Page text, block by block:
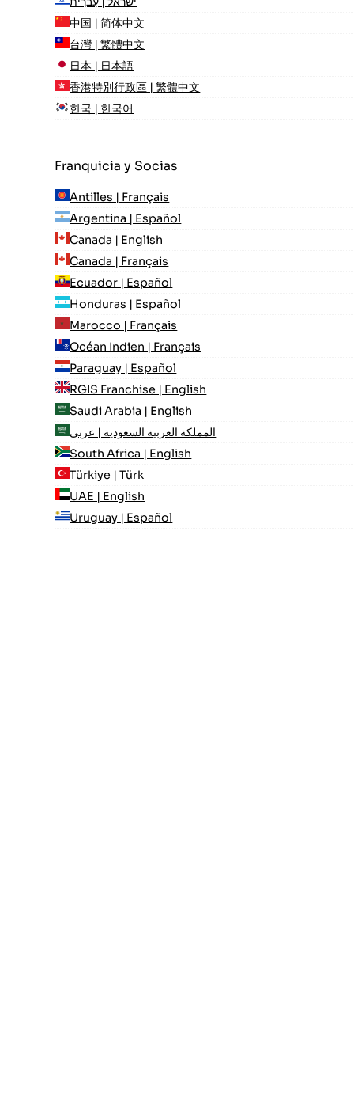
中国 | 简体中文
台灣 | 繁體中文
日本 | 日本語
香港特別行政區 | 繁體中文
한국 | 한국어
Franquicia y Socias
Antilles | Français
Argentina | Español
Canada | English
Canada | Français
Ecuador | Español
Honduras | Español
Marocco | Français
Océan Indien | Français
Paraguay | Español
RGIS Franchise | English
Saudi Arabia | English
المملكة العربية السعودية | عربي
South Africa | English
Türkiye | Türk
UAE | English
Uruguay | Español